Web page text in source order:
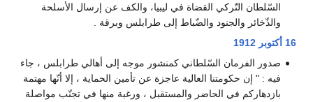
السّلطان التّركي القضاة في ليبيا، والكف عن إرسال الأسلحة
والذّخائر والجنود والضّباط إلى طرابلس وبرقة .
16 أكتوبر
1912
صدور الفرمان السّلطاني كمنشور موجه إلى أهالي طرابلس ، جاء
فيه : " إن حكومتنا العالية عاجزة عن تأمين الحماية ، إلا أنّها مهتمة
بازدهاركم في الحاضر والمستقبل ، ورغبة منها في تجنّب مواصلة